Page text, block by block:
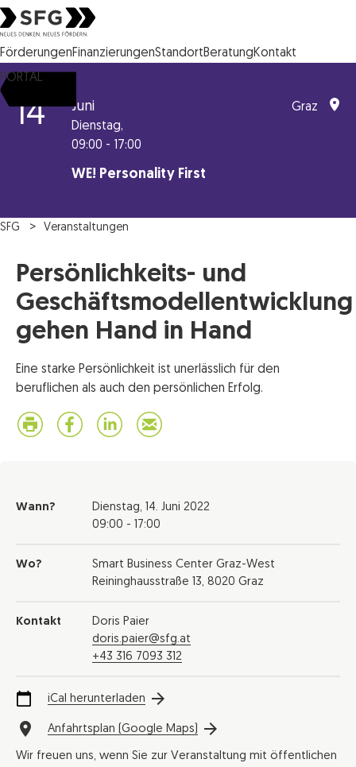
Steirische Wirtschaftsförderungsgesellschaft mbH SFG Logo
FörderungenFinanzierungenStandortBeratungKontakt
PORTAL
14 Juni
Dienstag,
09:00 - 17:00
WE! Personality First
Graz
SFG Veranstaltungen
Persönlichkeits- und
Geschäftsmodellentwicklung
gehen Hand in Hand
Eine starke Persönlichkeit ist unerlässlich für den
beruflichen als auch den persönlichen Erfolg.
Wann? Dienstag, 14. Juni 2022
09:00 - 17:00
Wo?
Smart Business Center Graz-West
Reininghausstraße 13, 8020 Graz
Kontakt
Doris Paier
doris.paier@sfg.at
+43 316 7093 312
iCal herunterladen
Anfahrtsplan (Google Maps)
Wir freuen uns, wenn Sie zur Veranstaltung mit öffentlichen